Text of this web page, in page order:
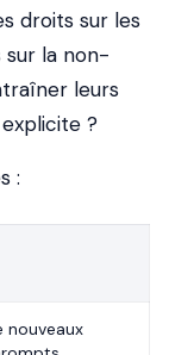
droits sur les
sur la non-
leurs
?
:
nouveaux